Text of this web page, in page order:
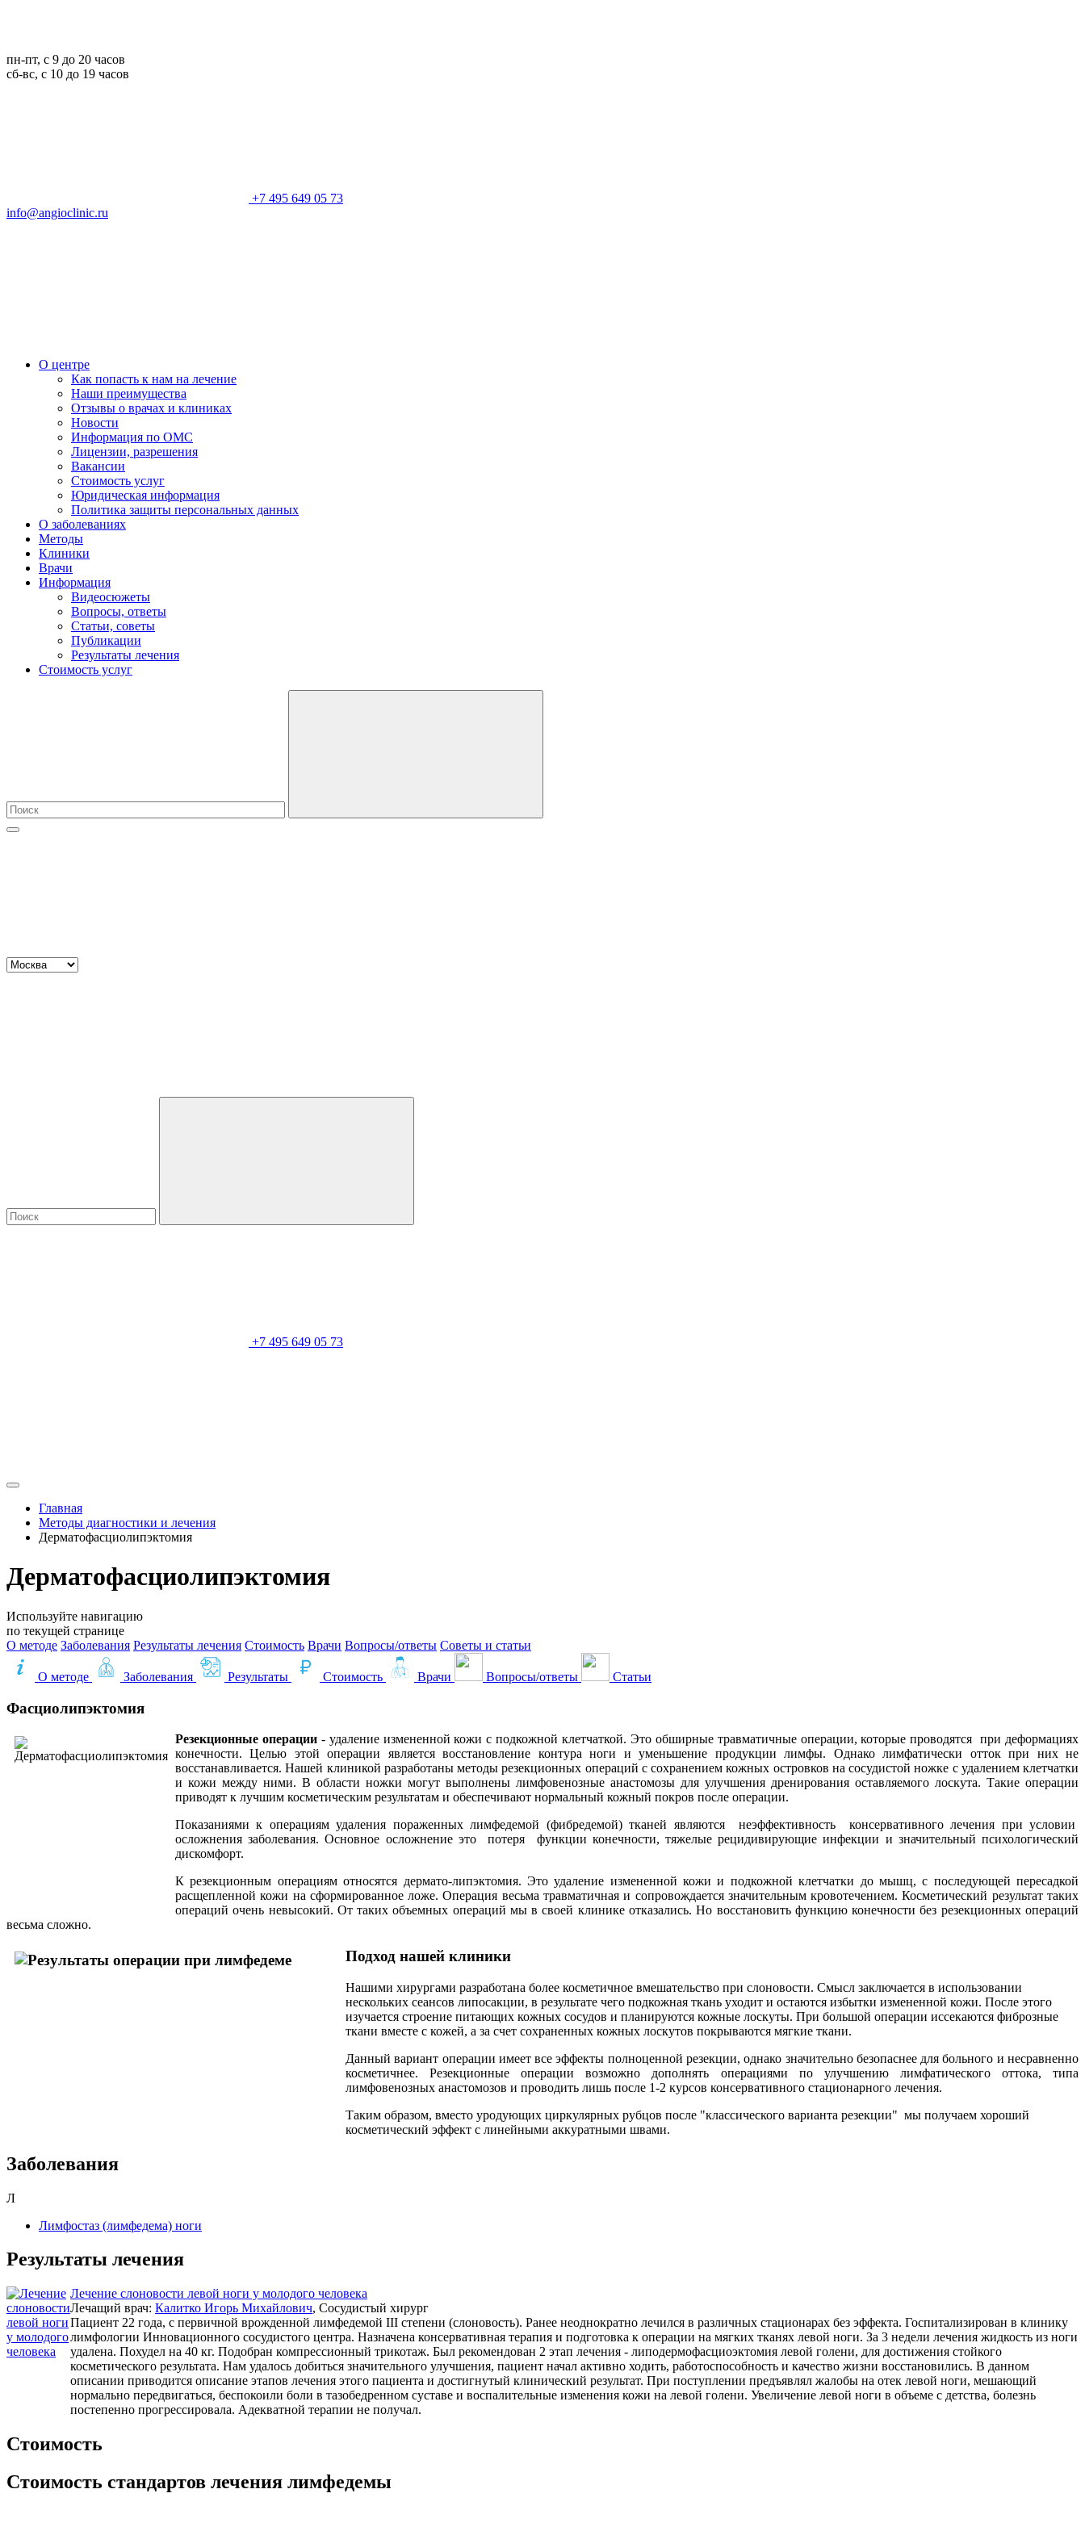
пн-пт, с 9 до 20 часов
сб-вс, с 10 до 19 часов
+7 495 649 05 73
info@angioclinic.ru
О центре
Как попасть к нам на лечение
Наши преимущества
Отзывы о врачах и клиниках
Новости
Информация по ОМС
Лицензии, разрешения
Вакансии
Стоимость услуг
Юридическая информация
Политика защиты персональных данных
О заболеваниях
Методы
Клиники
Врачи
Информация
Видеосюжеты
Вопросы, ответы
Статьи, советы
Публикации
Результаты лечения
Стоимость услуг
+7 495 649 05 73
Главная
Методы диагностики и лечения
Дерматофасциолипэктомия
Дерматофасциолипэктомия
Используйте навигацию
по текущей странице
О методе Заболевания Результаты лечения Стоимость Врачи Вопросы/ответы Советы и статьи
О методе Заболевания Результаты Стоимость Врачи Вопросы/ответы Статьи
Фасциолипэктомия
Резекционные операции- удаление измененной кожи с подкожной клетчаткой. Это обширные травматичные операции, которые проводятся при деформациях
конечности. Целью этой операции является восстановление контура ноги и уменьшение продукции лимфы. Однако лимфатически отток при них не
восстанавливается. Нашей клиникой разработаны методы резекционных операций с сохранением кожных островков на сосудистой ножке с удалением клетчатки
и кожи между ними. В области ножки могут выполнены лимфовенозные анастомозы для улучшения дренирования оставляемого лоскута. Такие операции
приводят к лучшим косметическим результатам и обеспечивают нормальный кожный покров после операции.
Показаниями к операциям удаления пораженных лимфедемой (фибредемой) тканей являются неэффективность консервативного лечения при условии
осложнения заболевания. Основное осложнение это потеря функции конечности, тяжелые рецидивирующие инфекции и значительный психологический
дискомфорт.
К резекционным операциям относятся дермато-липэктомия. Это удаление измененной кожи и подкожной клетчатки до мышц, с последующей пересадкой
расщепленной кожи на сформированное ложе. Операция весьма травматичная и сопровождается значительным кровотечением. Косметический результат таких
операций очень невысокий. От таких объемных операций мы в своей клинике отказались. Но восстановить функцию конечности без резекционных операций
весьма сложно.
Подход нашей клиники
Нашими хирургами разработана более косметичное вмешательство при слоновости. Смысл заключается в использовании
нескольких сеансов липосакции, в результате чего подкожная ткань уходит и остаются избытки измененной кожи. После этого
изучается строение питающих кожных сосудов и планируются кожные лоскуты. При большой операции иссекаются фиброзные
ткани вместе с кожей, а за счет сохраненных кожных лоскутов покрываются мягкие ткани.
Данный вариант операции имеет все эффекты полноценной резекции, однако значительно безопаснее для больного и несравненно
косметичнее. Резекционные операции возможно дополнять операциями по улучшению лимфатического оттока, типа
лимфовенозных анастомозов и проводить лишь после 1-2 курсов консервативного стационарного лечения.
Таким образом, вместо уродующих циркулярных рубцов после "классического варианта резекции" мы получаем хороший
косметический эффект с линейными аккуратными швами.
Заболевания
Л
Лимфостаз (лимфедема) ноги
Результаты лечения
Лечение слоновости левой ноги у молодого человека
Лечащий врач: Калитко Игорь Михайлович, Сосудистый хирург
Пациент 22 года, с первичной врожденной лимфедемой III степени (слоновость). Ранее неоднократно лечился в различных стационарах без эффекта. Госпитализирован в клинику
лимфологии Инновационного сосудистого центра. Назначена консервативная терапия и подготовка к операции на мягких тканях левой ноги. За 3 недели лечения жидкость из ноги
удалена. Похудел на 40 кг. Подобран компрессионный трикотаж. Был рекомендован 2 этап лечения - липодермофасциоэктомия левой голени, для достижения стойкого
косметического результата. Нам удалось добиться значительного улучшения, пациент начал активно ходить, работоспособность и качество жизни восстановились. В данном
описании приводится описание этапов лечения этого пациента и достигнутый клинический результат. При поступлении предъявлял жалобы на отек левой ноги, мешающий
нормально передвигаться, беспокоили боли в тазобедренном суставе и воспалительные изменения кожи на левой голени. Увеличение левой ноги в объеме с детства, болезнь
постепенно прогрессировала. Адекватной терапии не получал.
Стоимость
Стоимость стандартов лечения лимфедемы